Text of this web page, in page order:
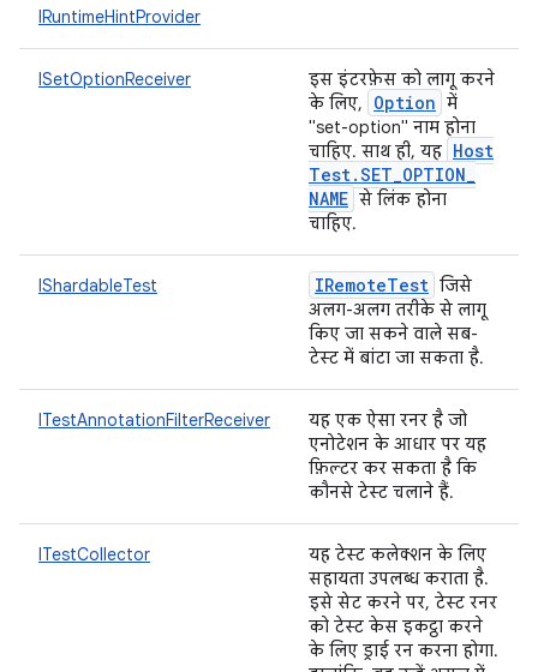
IRuntimeHintProvider
ISetOptionReceiver
इस इंटरफ़ेस को लागू करने
के लिए,
Option में
"set-option" नाम होना
चाहिए. साथ ही, यह Host
Test.SET_OPTION_
NAME से लिंक होना
चाहिए.
IShardableTest IRemoteTest जिसे
अलग-अलग तरीके से लागू
किए जा सकने वाले सब-
टेस्ट में बांटा जा सकता है.
ITestAnnotationFilterReceiver
यह एक ऐसा रनर है जो
एनोटेशन के आधार पर यह
फ़िल्टर कर सकता है कि
कौनसे टेस्ट चलाने हैं.
ITestCollector
यह टेस्ट कलेक्शन के लिए
सहायता उपलब्ध कराता है.
इसे सेट करने पर, टेस्ट रनर
को टेस्ट केस इकट्ठा करने
के लिए ड्राई रन करना होगा.